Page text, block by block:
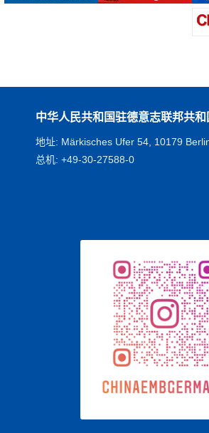
中华人民共和国驻德意志联邦共
地址: Märkisches Ufer 54, 10179
总机: +49-30-27588-0